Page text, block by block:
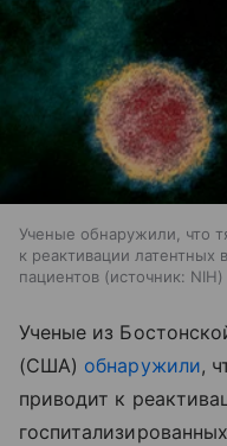
Ученые обнаружили, что
к реактивации латентных
пациентов
источник: NIH
Ученые из
(США) обнаружили,
приводит к